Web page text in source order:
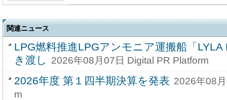
関連ニュース
LPG燃料推進LPGアンモニア運搬船「LYLA
き渡し
2026年08月07日 Digital PR Platform
2026年度 第１四半期決算を発表 2026年08
m